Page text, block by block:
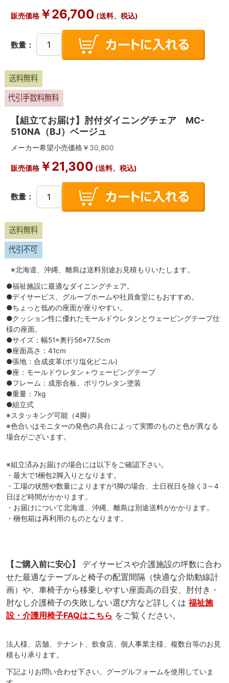
販売価格￥26,700 (送料、税込)
数量：
【組立てお届け】肘付ダイニングチェア MC-
510NA（BJ）ベージュ
メーカー希望小売価格￥ 30,800
販売価格￥21,300 (送料、税込)
数量：
※北海道、沖縄、離島は送料別途お見積もりいたします。
●福祉施設に最適なダイニングチェア。
●デイサービス、グループホームや社員食堂にもおすすめ。
●ちょっと低めの座面が座りやすい。
●クッション性に優れたモールドウレタンとウェービングテープ仕
様の座面。
●サイズ：幅51×奥行56×77.5cm
●座面高さ：41cm
●張地：合成皮革(ポリ塩化ビニル)
●座：モールドウレタン＋ウェービングテープ
●フレーム：成形合板、ポリウレタン塗装
●重量：7kg
●組立式
※スタッキング可能（4脚）
※色合いはモニターの発色の具合によって実際のものと色が異なる
場合がございます。
※組立済みお届けの場合には以下をご確認下さい。
・最大で1梱包2脚入りとなります。
・工場の状態や数量によりますが1脚の場合、土日祝日を除く3～4
日ほど時間がかかります。
・お届けについて北海道、沖縄、離島は別途送料がかかります。
・梱包箱は再利用のものとなります。
【ご購入前に安心】
デイサービスや介護施設の坪数に合わ
せた最適なテーブルと椅子の配置間隔（快適な介助動線計
画）や、車椅子から移乗しやすい座面高の目安、肘付き・
肘なし介護椅子の失敗しない選び方など詳しくは福祉施
設・介護用椅子FAQはこちら をご覧ください。
法人様、店舗、テナント、飲食店、個人事業主様、複数台等のお見
積もり承ります。
下記よりお問い合わせ下さい。グーグルフォームを使用していま